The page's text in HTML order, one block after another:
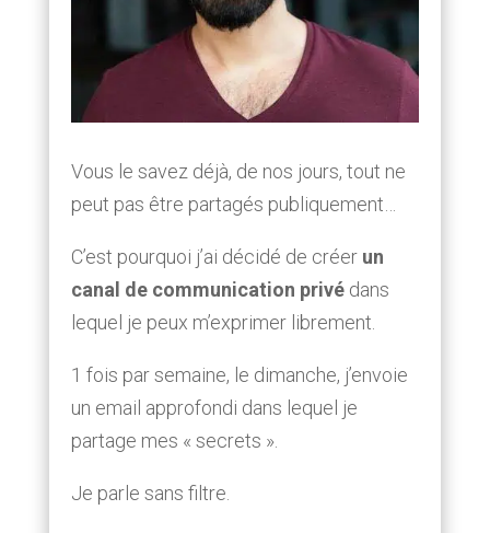
Vous le savez déjà, de nos jours, tout ne
peut pas être partagés publiquement…
C’est pourquoi j’ai décidé de créer un
canal de communication privé dans
lequel je peux m’exprimer librement.
1 fois par semaine, le dimanche, j’envoie
un email approfondi dans lequel je
partage mes « secrets ».
Je parle sans filtre.